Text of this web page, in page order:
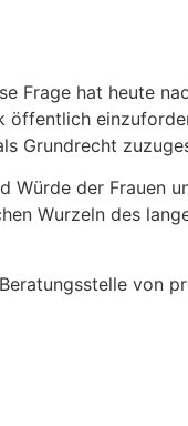
Frage hat heute
öffentlich
Grundrecht
Würde der Frauen
Wurzeln des
von